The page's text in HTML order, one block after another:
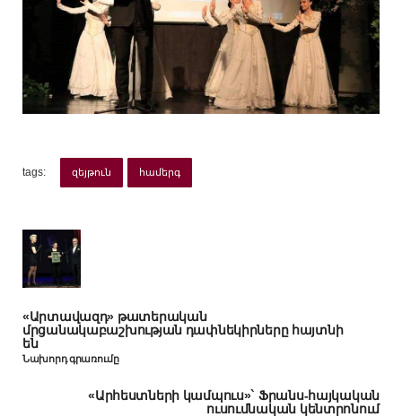
tags: զեյթուն համերգ
«Արտավազդ» թատերական
մրցանակաբաշխության դափնեկիրները հայտնի
են
Նախորդ գրառումը
«Արհեստների կամպուս»` Ֆրանս-հայկական
ուսումնական կենտրոնում